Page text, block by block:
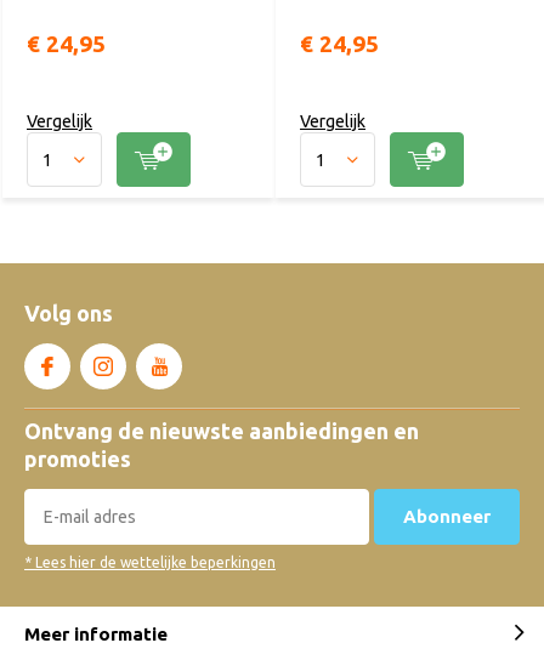
€ 24,95
Vergelijk
€ 24,95
Vergelijk
Volg ons
Ontvang de nieuwste aanbiedingen en
promoties
Abonneer
* Lees hier de wettelijke beperkingen
Meer informatie